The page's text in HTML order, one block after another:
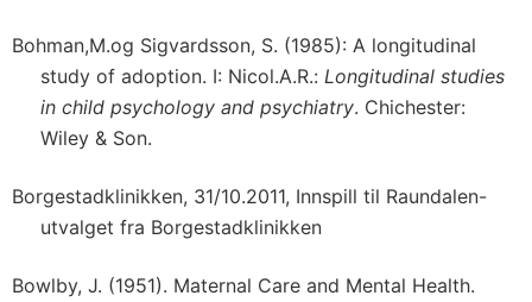
Bohman,M.og Sigvardsson, S. (1985): A longitudinal
study of adoption. I: Nicol.A.R.: Longitudinal studies
in child psychology and psychiatry. Chichester:
Wiley & Son.
Borgestadklinikken, 31/10.2011, Innspill til Raundalen-
utvalget fra Borgestadklinikken
Bowlby, J. (1951). Maternal Care and Mental Health.